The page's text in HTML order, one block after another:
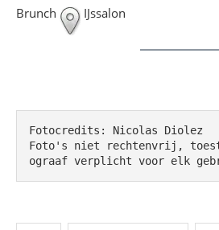
Brunch
IJssalon
Fotocredits: Nicolas Diolez
Foto's niet rechtenvrij,
ograaf verplicht voor elk